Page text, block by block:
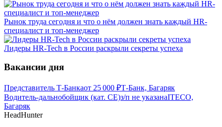
Рынок труда сегодня и что о нём должен знать каждый HR-
специалист и топ-менеджер
Лидеры HR-Tech в России раскрыли секреты успеха
Вакансии дня
Представитель Т-Банкаот 25 000 ₽Т-Банк, Багаряк
Водитель-дальнобойщик (кат. CE)з/п не указанаITECO,
Багаряк
HeadHunter